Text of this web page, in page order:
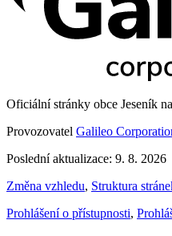
Oficiální stránky obce Jeseník
Provozovatel Galileo
Poslední aktualizace: 9. 8. 2026
Změna vzhledu, Struktura
Prohlášení o přístupnosti,